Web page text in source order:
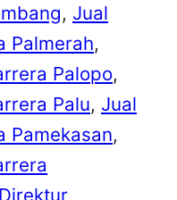
, Jual
Palmerah
Palopo
Palu, Jual
Pamekasan